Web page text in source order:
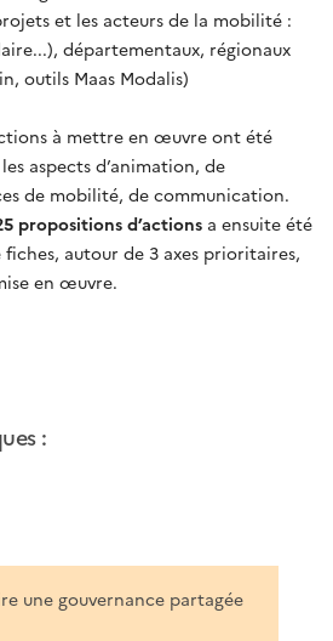
et les acteurs de la mobilité :
départementaux, régionaux
outils Maas Modalis)
à mettre en œuvre ont été
aspects d’animation, de
de mobilité, de communication.
propositions d’actions a ensuite été
autour de 3 axes prioritaires,
en œuvre.
:
une gouvernance partagée